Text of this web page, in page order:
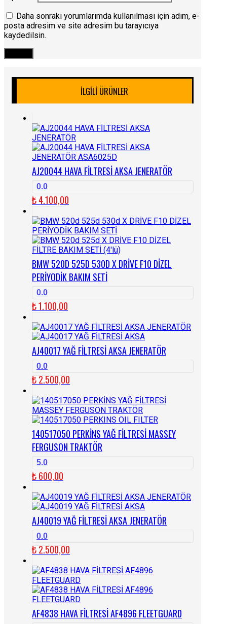
Daha sonraki yorumlarımda kullanılması için adım, e-
posta adresim ve site adresim bu tarayıcıya
kaydedilsin.
İLGILI ÜRÜNLER
AJ20044 HAVA FİLTRESİ AKSA JENERATÖR
0.0
₺4.100,00
BMW 520D 525D 530D X DRİVE F10 DİZEL
PERİYODİK BAKIM SETİ
0.0
₺1.100,00
AJ40017 YAĞ FİLTRESİ AKSA JENERATÖR
0.0
₺2.500,00
140517050 PERKİNS YAĞ FİLTRESİ MASSEY
FERGUSON TRAKTÖR
5.0
₺600,00
AJ40019 YAĞ FİLTRESİ AKSA JENERATÖR
0.0
₺2.500,00
AF4838 HAVA FİLTRESİ AF4896 FLEETGUARD